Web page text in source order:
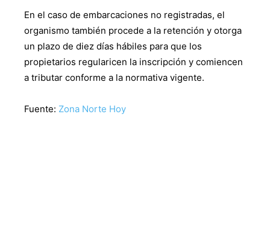
En el caso de embarcaciones no registradas, el
organismo también procede a la retención y otorga
un plazo de diez días hábiles para que los
propietarios regularicen la inscripción y comiencen
a tributar conforme a la normativa vigente.
Fuente: Zona Norte Hoy